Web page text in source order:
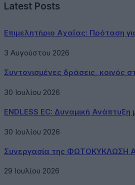
Latest Posts
Επιμελητήριο Αχαΐας: Πρόταση
3 Αυγούστου 2026
Συντονισμένες δράσεις, κοινός
30 Ιουλίου 2026
ENDLESS EC: Δυναμική Ανάπτυξη
30 Ιουλίου 2026
Συνεργασία της ΦΩΤΟΚΥΚΛΩΣΗ
29 Ιουλίου 2026